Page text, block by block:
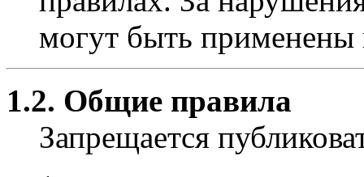
могут быть
1.2. Общие правила
Запрещается